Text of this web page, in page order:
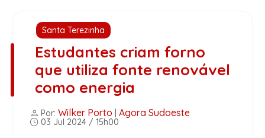
Santa Terezinha
Estudantes criam forno
que utiliza fonte renovável
como energia
Por: Wilker Porto Agora Sudoeste
03 Jul 2024 / 15h00